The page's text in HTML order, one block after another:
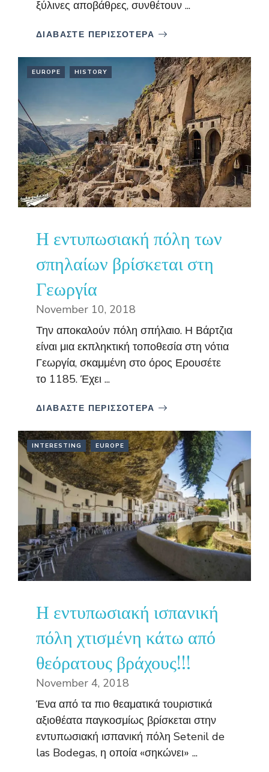
ξύλινες αποβάθρες, συνθέτουν ...
ΔΙΑΒΑΣΤΕ ΠΕΡΙΣΣΟΤΕΡΑ
EUROPE HISTORY
Η εντυπωσιακή πόλη των
σπηλαίων βρίσκεται στη
Γεωργία
November 10, 2018
Την αποκαλούν πόλη σπήλαιο. Η Βάρτζια
είναι μια εκπληκτική τοποθεσία στη νότια
Γεωργία, σκαμμένη στο όρος Ερουσέτε
το 1185. Έχει ...
ΔΙΑΒΑΣΤΕ ΠΕΡΙΣΣΟΤΕΡΑ
INTERESTING EUROPE
Η εντυπωσιακή ισπανική
πόλη χτισμένη κάτω από
θεόρατους βράχους!!!
November 4, 2018
Ένα από τα πιο θεαματικά τουριστικά
αξιοθέατα παγκοσμίως βρίσκεται στην
εντυπωσιακή ισπανική πόλη Setenil de
las Bodegas, η οποία «σηκώνει» ...